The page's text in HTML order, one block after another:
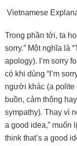
Vietnamese
Trong phần tới, ta
sorry.” Một nghĩa là
apology). I’m sorry
có khi dùng “I’m
người khác (a polite
buồn, cảm thông
sympathy). Thay vì
a good idea,” muốn
think that’s a good